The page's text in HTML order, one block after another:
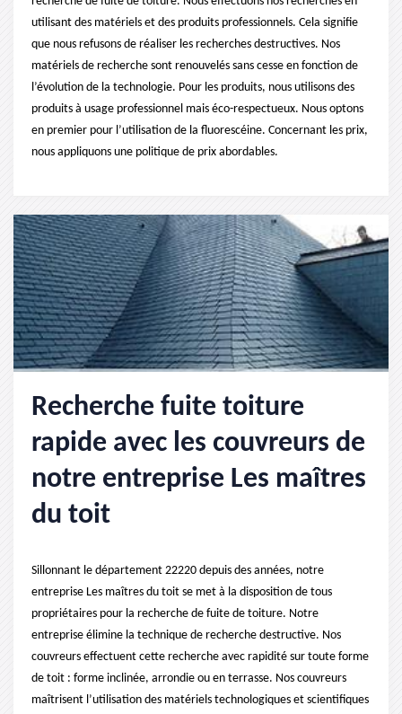
utilisant des matériels et des produits professionnels. Cela signifie
que nous refusons de réaliser les recherches destructives. Nos
matériels de recherche sont renouvelés sans cesse en fonction de
l’évolution de la technologie. Pour les produits, nous utilisons des
produits à usage professionnel mais éco-respectueux. Nous optons
en premier pour l’utilisation de la fluorescéine. Concernant les prix,
nous appliquons une politique de prix abordables.
Recherche fuite toiture
rapide avec les couvreurs de
notre entreprise Les maîtres
du toit
Sillonnant le département 22220 depuis des années, notre
entreprise Les maîtres du toit se met à la disposition de tous
propriétaires pour la recherche de fuite de toiture. Notre
entreprise élimine la technique de recherche destructive. Nos
couvreurs effectuent cette recherche avec rapidité sur toute forme
de toit : forme inclinée, arrondie ou en terrasse. Nos couvreurs
maîtrisent l’utilisation des matériels technologiques et scientifiques